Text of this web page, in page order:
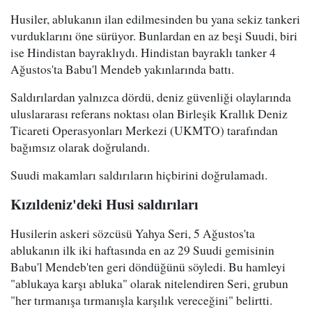
Husiler, ablukanın ilan edilmesinden bu yana sekiz tankeri
vurduklarını öne sürüyor. Bunlardan en az beşi Suudi, biri
ise Hindistan bayraklıydı. Hindistan bayraklı tanker 4
Ağustos'ta Babu'l Mendeb yakınlarında battı.
Saldırılardan yalnızca dördü, deniz güvenliği olaylarında
uluslararası referans noktası olan Birleşik Krallık Deniz
Ticareti Operasyonları Merkezi (UKMTO) tarafından
bağımsız olarak doğrulandı.
Suudi makamları saldırıların hiçbirini doğrulamadı.
Kızıldeniz'deki Husi saldırıları
Husilerin askeri sözcüsü Yahya Seri, 5 Ağustos'ta
ablukanın ilk iki haftasında en az 29 Suudi gemisinin
Babu'l Mendeb'ten geri döndüğünü söyledi. Bu hamleyi
"ablukaya karşı abluka" olarak nitelendiren Seri, grubun
"her tırmanışa tırmanışla karşılık vereceğini" belirtti.